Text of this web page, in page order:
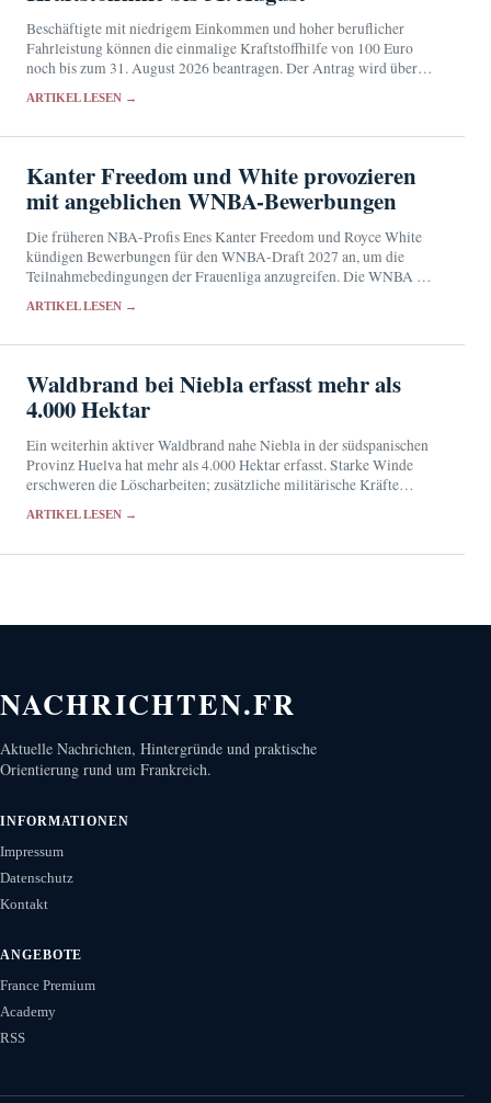
Beschäftigte mit niedrigem Einkommen und hoher beruflicher
Fahrleistung können die einmalige Kraftstoffhilfe von 100 Euro
noch bis zum 31. August 2026 beantragen. Der Antrag wird über
ARTIKEL LESEN →
Kanter Freedom und White provozieren
mit angeblichen WNBA-Bewerbungen
Die früheren NBA-Profis Enes Kanter Freedom und Royce White
kündigen Bewerbungen für den WNBA-Draft 2027 an, um die
Teilnahmebedingungen der Frauenliga anzugreifen. Die WNBA hat
ARTIKEL LESEN →
Waldbrand bei Niebla erfasst mehr als
4.000 Hektar
Ein weiterhin aktiver Waldbrand nahe Niebla in der südspanischen
Provinz Huelva hat mehr als 4.000 Hektar erfasst. Starke Winde
erschweren die Löscharbeiten; zusätzliche militärische Kräfte
ARTIKEL LESEN →
NACHRICHTEN.FR
Aktuelle Nachrichten, Hintergründe und praktische
Orientierung rund um Frankreich.
INFORMATIONEN
Impressum
Datenschutz
Kontakt
ANGEBOTE
France Premium
Academy
RSS